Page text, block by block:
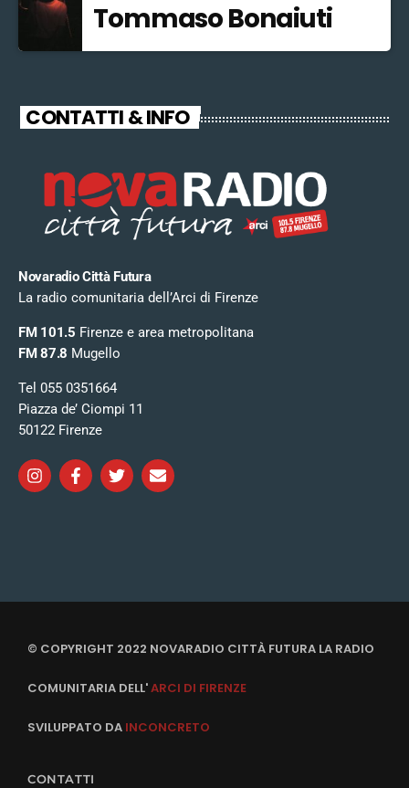
Tommaso Bonaiuti
CONTATTI & INFO
Novaradio Città Futura
La radio comunitaria dell’Arci di Firenze
FM 101.5 Firenze e area metropolitana
FM 87.8 Mugello
Tel 055 0351664
Piazza de’ Ciompi 11
50122 Firenze
© COPYRIGHT 2022 NOVARADIO CITTÀ FUTURA LA RADIO
COMUNITARIA DELL'ARCI DI FIRENZE
SVILUPPATO DA INCONCRETO
CONTATTI